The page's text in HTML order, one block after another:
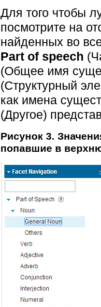
Для того чтобы
посмотрите на
найденных во
Part of speech
(Общее имя
(Структурный
как имена
(Другое)
Рисунок 3.
попавшие в